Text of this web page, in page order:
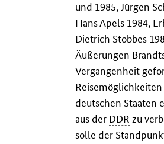
und 1985, Jürgen
Hans Apels 1984,
Dietrich Stobbes
Äußerungen
Vergangenheit
deutschen Staaten
aus der DDR zu
solle der